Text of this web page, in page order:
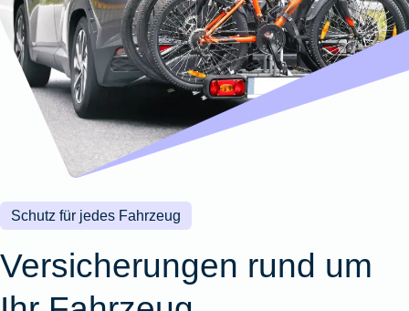
Wohnungsschutzbrief
Zur
Produktübersicht
Gewässerschadenhaftpflicht
Zur
Produktübersicht
Zur
Produktübersicht
Reisehaftpflichtversicherung
Reiserücktrittsversicherung
Zur
Produktübersicht
Zur
Produktübersicht
Zur
Produktübersicht
Zur
Produktübersicht
Montageversicherung
Zur
Produktübersicht
Gruppenunfall für
Betriebe
Gruppenunfall für
Vereine
Produktübersicht
Kunstversicherung
Ausstellungsversicherung
Valorenversicherung
Oldtimersammlungsversicherung
Zur
Schutz für jedes Fahrzeug
Versicherungen rund um